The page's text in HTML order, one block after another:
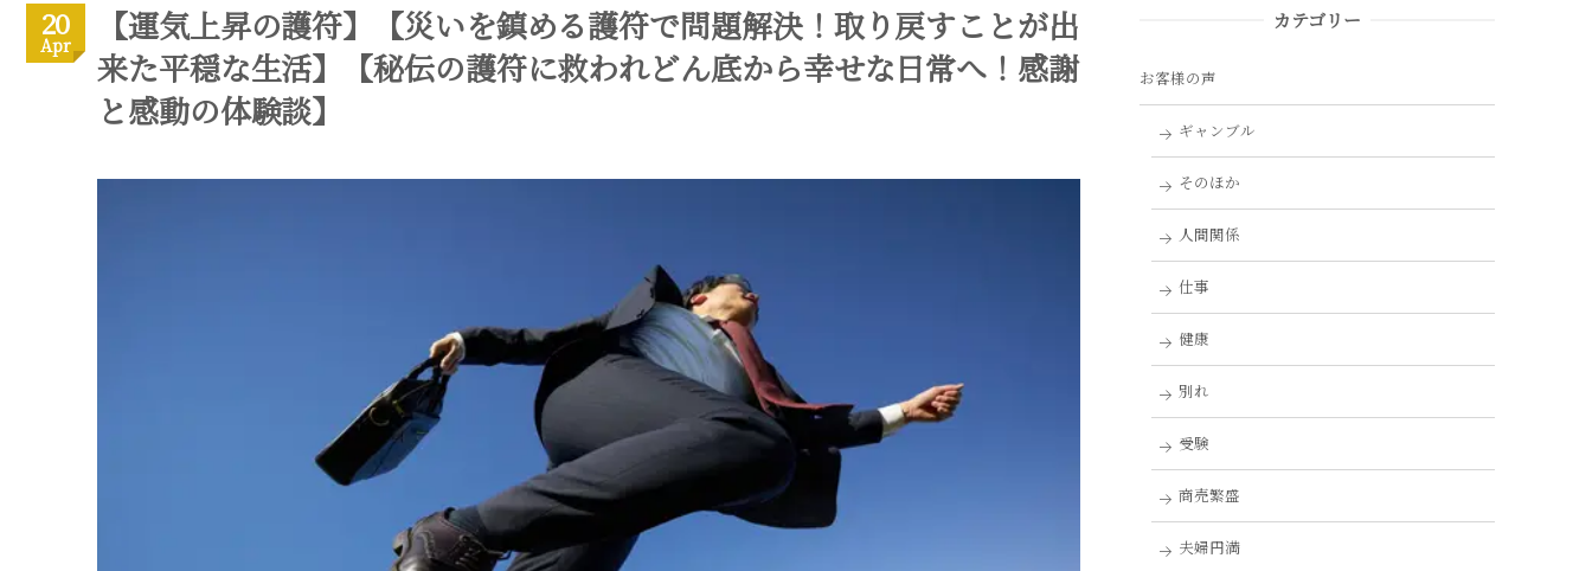
20
Apr
【運気上昇の護符】【災いを鎮める護符で問題解決！取り戻すことが出
来た平穏な生活】【秘伝の護符に救われどん底から幸せな日常へ！感謝
と感動の体験談】
カテゴリー
お客様の声
ギャンブル
そのほか
人間関係
仕事
健康
別れ
受験
商売繁盛
夫婦円満